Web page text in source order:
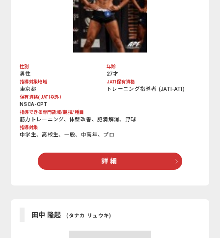
性別
男性
年齢
27才
指導対象地域
東京都
JATI保有資格
トレーニング指導者 (JATI-ATI)
保有資格(JATI以外）
NSCA-CPT
指導できる専門領域/競技/種目
筋力トレーニング、体型改善、肥満解消、野球
指導対象
中学生、高校生、一般、中高年、プロ
詳 細
田中 隆起 (タナカ リュウキ)